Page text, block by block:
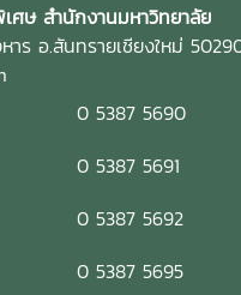
ศษ สำนักงานมหาวิทยาลัย
ร อ.สันทรายเชียงใหม่
0 5387 5690
0 5387 5691
0 5387 5692
0 5387 5695